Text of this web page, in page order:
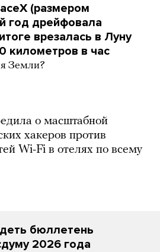
(размером
год дрейфовала
врезалась в Луну
километров в час
Земли?
о масштабной
хакеров против
Wi-Fi в отелях по всему
бюллетень
2026 года